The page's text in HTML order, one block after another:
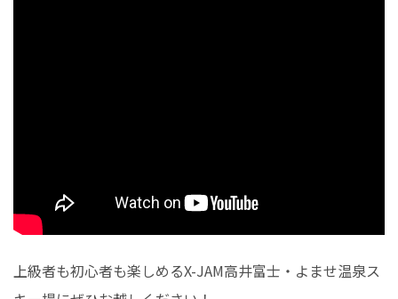
上級者も初心者も楽しめるX-JAM高井富士・よませ温泉ス